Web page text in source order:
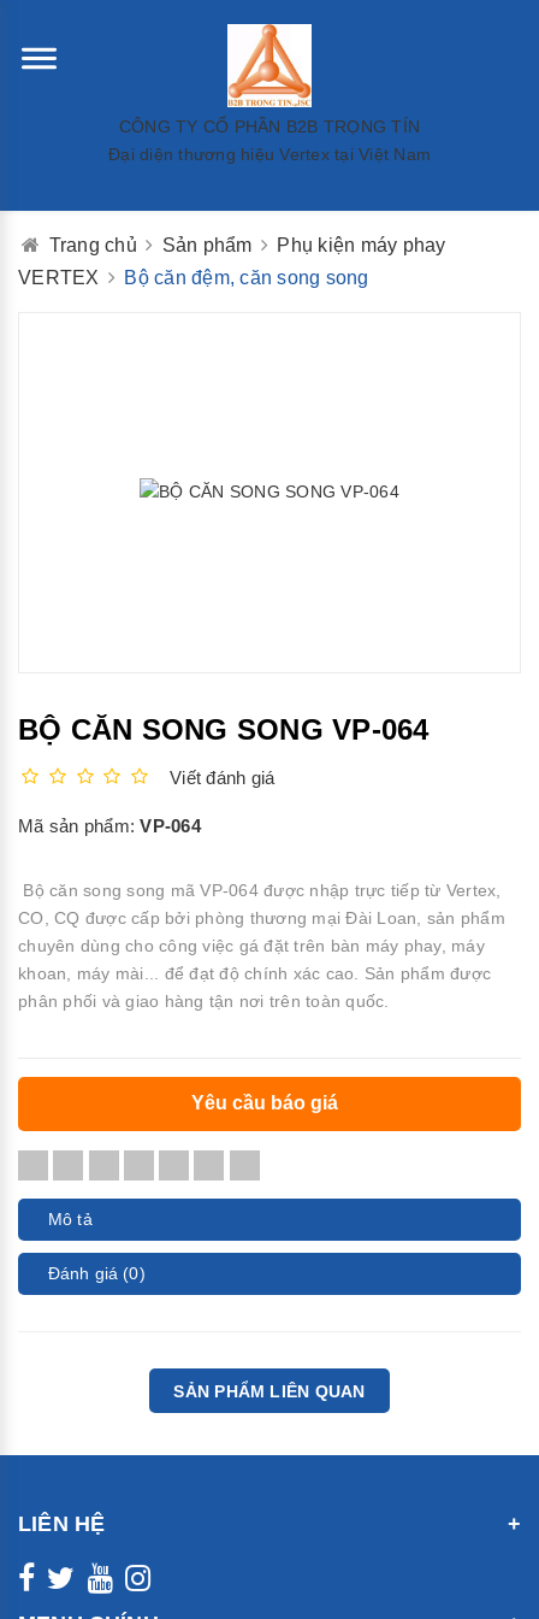
CÔNG TY CỔ PHẦN B2B TRỌNG TÍN
Đại diện thương hiệu Vertex tại Việt Nam
Trang chủ Sản phẩm
Phụ kiện máy phay
VERTEX
Bộ căn đệm, căn song song
BỘ CĂN SONG SONG VP-064
Viết đánh giá
Mã sản phẩm:VP-064
Bộ căn song song mã VP-064 được nhập trực tiếp từ Vertex,
CO, CQ được cấp bởi phòng thương mại Đài Loan, sản phẩm
chuyên dùng cho công việc gá đặt trên bàn máy phay, máy
khoan, máy mài... để đạt độ chính xác cao. Sản phẩm được
phân phối và giao hàng tận nơi trên toàn quốc.
Yêu cầu báo giá
Mô tả
Đánh giá (0)
SẢN PHẨM LIÊN QUAN
LIÊN HỆ